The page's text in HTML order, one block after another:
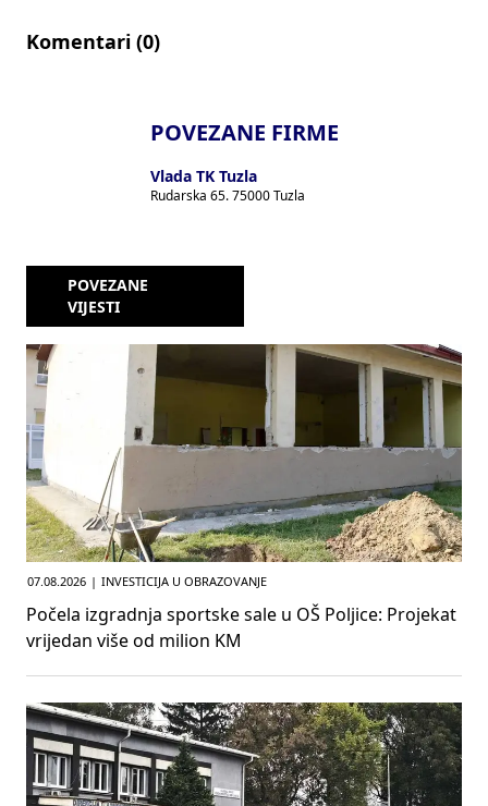
Komentari (0)
POVEZANE FIRME
Vlada TK Tuzla
Rudarska 65. 75000 Tuzla
POVEZANE
VIJESTI
07.08.2026 | INVESTICIJA U OBRAZOVANJE
Počela izgradnja sportske sale u OŠ Poljice: Projekat
vrijedan više od milion KM